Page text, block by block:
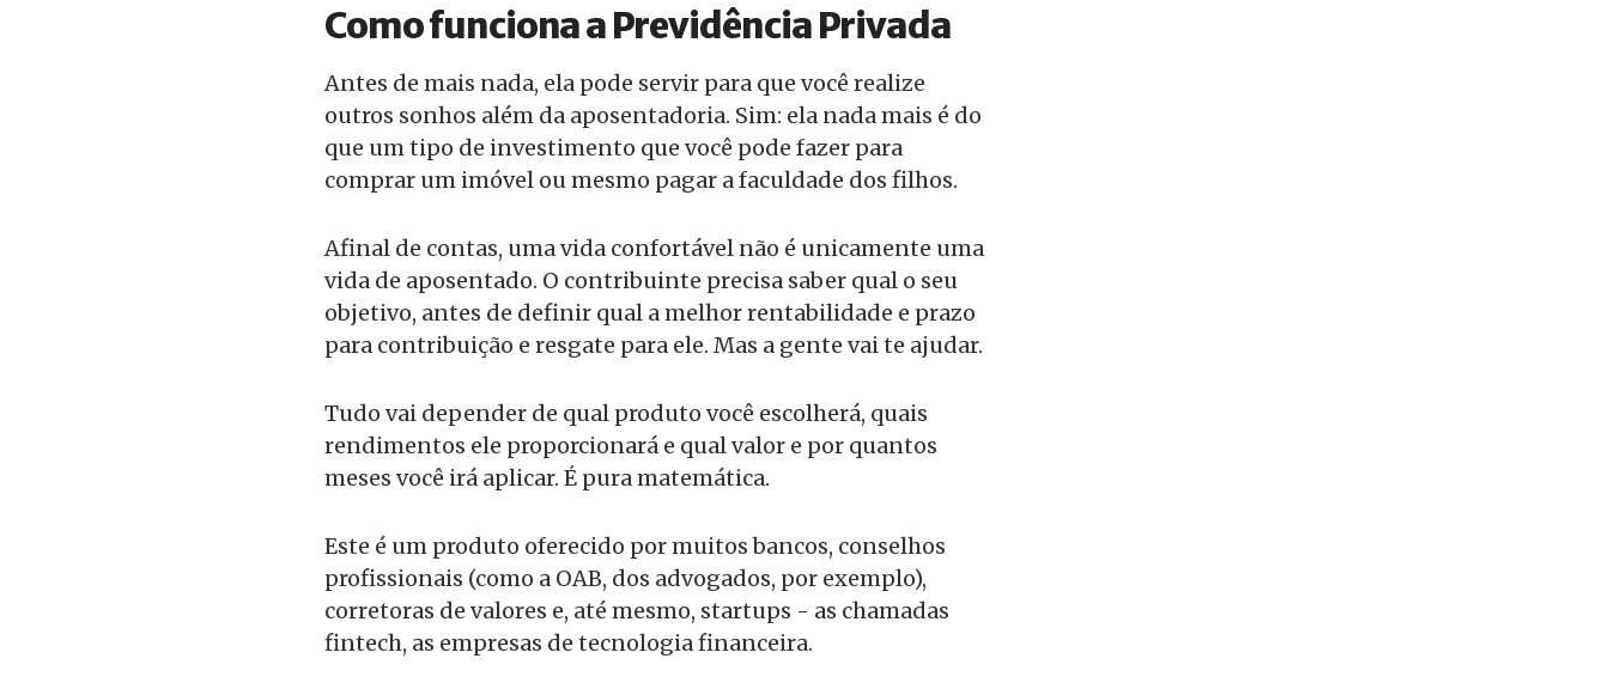
Como funciona a Previdência Privada
Antes de mais nada, ela pode servir para que você realize
outros sonhos além da aposentadoria. Sim: ela nada mais é do
que um tipo de investimento que você pode fazer para
comprar um imóvel ou mesmo pagar a faculdade dos filhos.
Afinal de contas, uma vida confortável não é unicamente uma
vida de aposentado. O contribuinte precisa saber qual o seu
objetivo, antes de definir qual a melhor rentabilidade e prazo
para contribuição e resgate para ele. Mas a gente vai te ajudar.
Tudo vai depender de qual produto você escolherá, quais
rendimentos ele proporcionará e qual valor e por quantos
meses você irá aplicar. É pura matemática.
Este é um produto oferecido por muitos bancos, conselhos
profissionais (como a OAB, dos advogados, por exemplo),
corretoras de valores e, até mesmo, startups - as chamadas
fintech, as empresas de tecnologia financeira.